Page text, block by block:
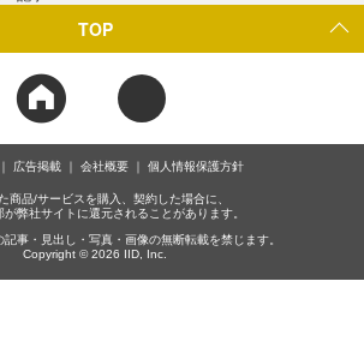
TOP
広告掲載 会社概要 個人情報保護方針
商品/サービスを購入、契約した場合に、
が弊社サイトに還元されることがあります。
記事・見出し・写真・画像の無断転載を禁じます。
Copyright © 2026 IID, Inc.